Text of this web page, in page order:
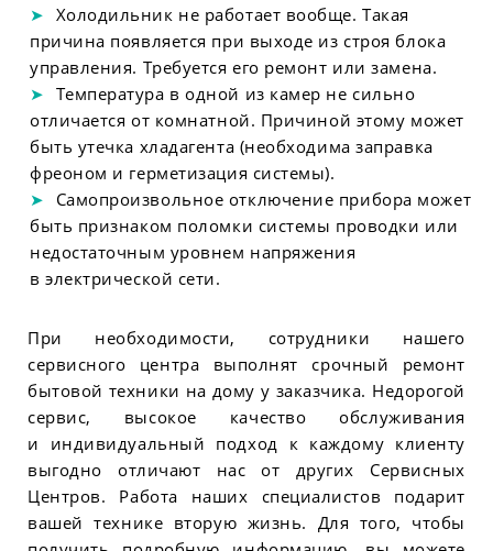
Холодильник не работает вообще. Такая
причина появляется при выходе из строя блока
управления. Требуется его ремонт или замена.
Температура в одной из камер не сильно
отличается от комнатной. Причиной этому может
быть утечка хладагента (необходима заправка
фреоном и герметизация системы).
Самопроизвольное отключение прибора может
быть признаком поломки системы проводки или
недостаточным уровнем напряжения
в электрической сети.
При необходимости, сотрудники нашего
сервисного центра выполнят срочный ремонт
бытовой техники на дому у заказчика. Недорогой
сервис, высокое качество обслуживания
и индивидуальный подход к каждому клиенту
выгодно отличают нас от других Сервисных
Центров. Работа наших специалистов подарит
вашей технике вторую жизнь. Для того, чтобы